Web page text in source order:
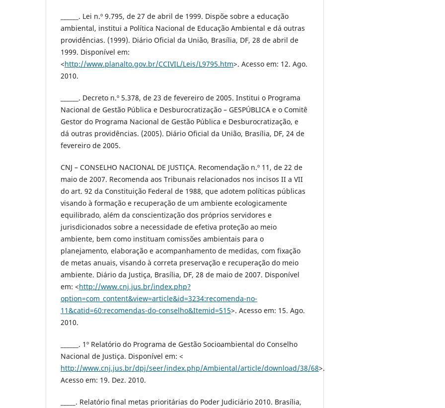
______. Lei n.º 9.795, de 27 de abril de 1999. Dispõe sobre a educação
ambiental, institui a Política Nacional de Educação Ambiental e dá outras
providências. (1999). Diário Oficial da União, Brasília, DF, 28 de abril de
1999. Disponível em:
<http://www.planalto.gov.br/CCIVIL/Leis/L9795.htm>. Acesso em: 12. Ago.
2010.
______. Decreto n.º 5.378, de 23 de fevereiro de 2005. Institui o Programa
Nacional de Gestão Pública e Desburocratização – GESPÚBLICA e o Comitê
Gestor do Programa Nacional de Gestão Pública e Desburocratização, e
dá outras providências. (2005). Diário Oficial da União, Brasília, DF, 24 de
fevereiro de 2005.
CNJ – CONSELHO NACIONAL DE JUSTIÇA. Recomendação n.º 11, de 22 de
maio de 2007. Recomenda aos Tribunais relacionados nos incisos II a VII
do art. 92 da Constituição Federal de 1988, que adotem políticas públicas
visando à formação e recuperação de um ambiente ecologicamente
equilibrado, além da conscientização dos próprios servidores e
jurisdicionados sobre a necessidade de efetiva proteção ao meio
ambiente, bem como instituam comissões ambientais para o
planejamento, elaboração e acompanhamento de medidas, com fixação
de metas anuais, visando à correta preservação e recuperação do meio
ambiente. Diário da Justiça, Brasília, DF, 28 de maio de 2007. Disponível
em: <http://www.cnj.jus.br/index.php?
option=com_content&view=article&id=3234:recomenda-no-
11&catid=60:recomendas-do-conselho&Itemid=515>. Acesso em: 15. Ago.
2010.
______. 1º Relatório do Programa de Gestão Socioambiental do Conselho
Nacional de Justiça. Disponível em: <
http://www.cnj.jus.br/dpj/seer/index.php/Ambiental/article/download/38/68>.
Acesso em: 19. Dez. 2010.
_____. Relatório final metas prioritárias do Poder Judiciário 2010. Brasília,